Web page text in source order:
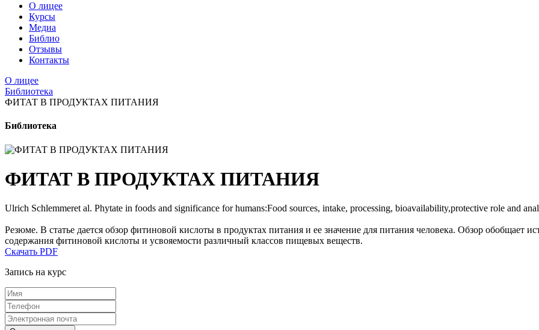
О лицее
Курсы
Медиа
Библио
Отзывы
Контакты
О лицее
Библиотека
ФИТАТ В ПРОДУКТАХ ПИТАНИЯ
Библиотека
ФИТАТ В ПРОДУКТАХ ПИТАНИЯ
Ulrich Schlemmeret al. Phytate in foods and significance for humans:Food sources, intake, processing, bioavailability,protective role and
Резюме. В статье дается обзор фитиновой кислоты в продуктах питания и ее значение для питания человека. Обзор
содержания фитиновой кислоты и усвояемости различный классов пищевых веществ.
Скачать PDF
Запись на курс